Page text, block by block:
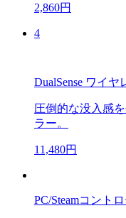
2,860円
4
DualSense ワイ
圧倒的な没入感
ラー。
11,480円
PC/Steamコント